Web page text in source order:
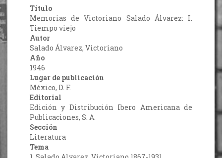
Título
Memorias de Victoriano Salado Álvarez: I.
Tiempo viejo
Autor
Salado Álvarez, Victoriano
Año
1946
Lugar de publicación
México, D. F.
Editorial
Edición y Distribución Ibero Americana de
Publicaciones, S. A.
Sección
Literatura
Tema